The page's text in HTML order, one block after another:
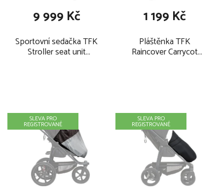
Sportovní sedačka TFK
Stroller seat unit
9 999 Kč
Pláštěnka TFK
Raincover Carrycot
1 199 Kč
SLEVA PRO
REGISTROVANÉ
SLEVA PRO
REGISTROVANÉ